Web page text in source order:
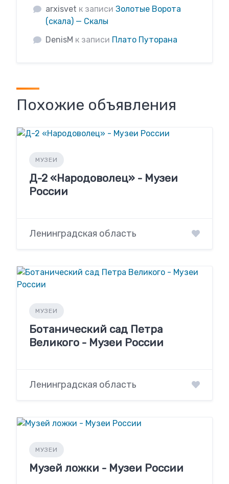
arxisvet к записи Золотые Ворота
(скала) — Скалы
DenisM к записи Плато Путорана
Похожие объявления
МУЗЕИ
Д-2 «Народоволец» - Музеи
России
Ленинградская область
МУЗЕИ
Ботанический сад Петра
Великого - Музеи России
Ленинградская область
МУЗЕИ
Музей ложки - Музеи России